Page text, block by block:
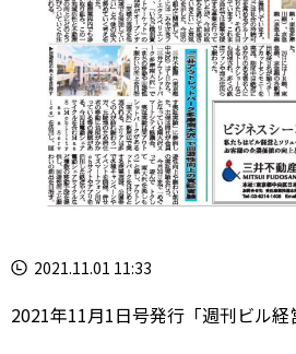
2021.11.01 11:33
2021年11月1日号発行「週刊ビル